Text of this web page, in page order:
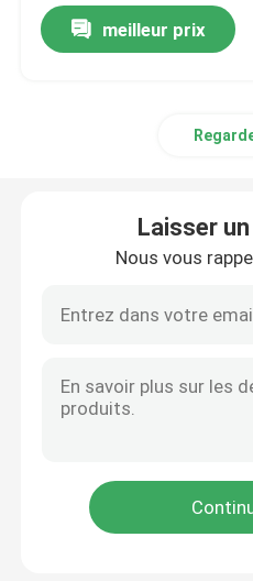
meilleur prix
Laisser
Nous vous